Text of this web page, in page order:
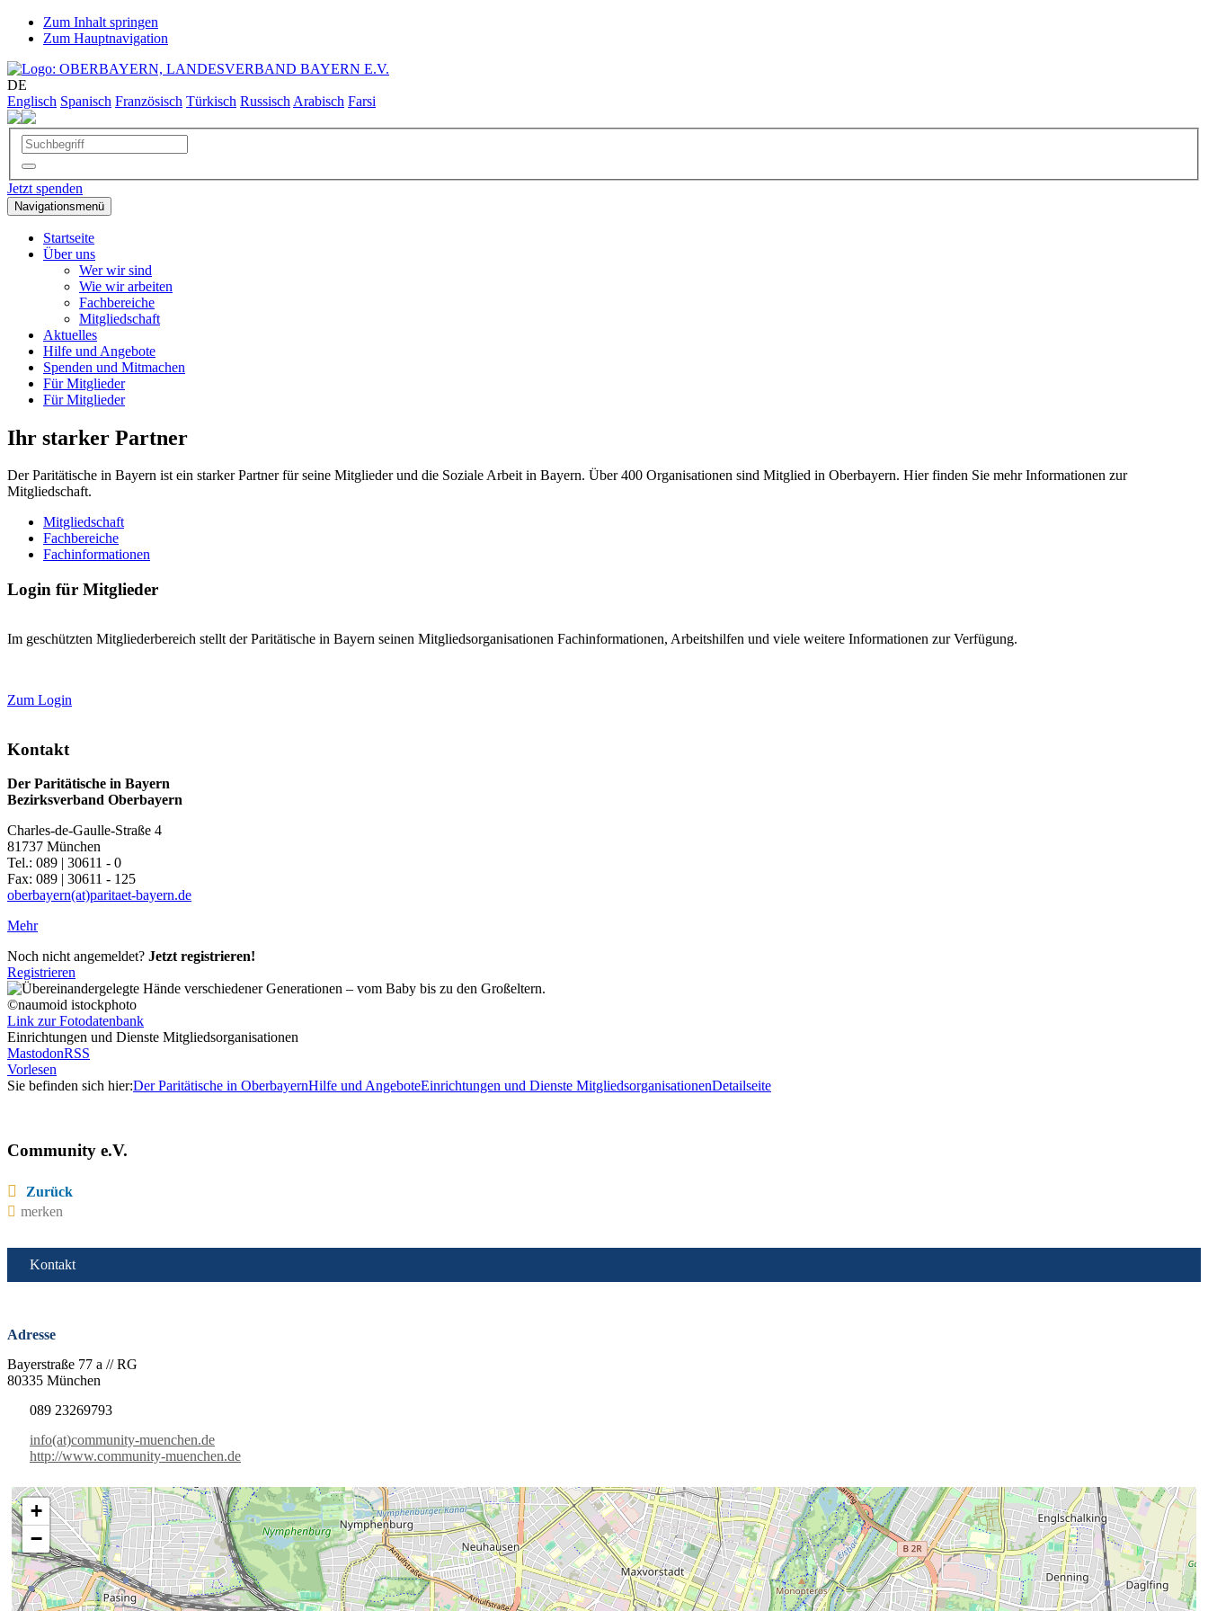
Zum Inhalt springen
Zum Hauptnavigation
DE
Englisch Spanisch Französisch Türkisch Russisch Arabisch Farsi
Jetzt spenden
Navigationsmenü
Startseite
Über uns
Wer wir sind
Wie wir arbeiten
Fachbereiche
Mitgliedschaft
Aktuelles
Hilfe und Angebote
Spenden und Mitmachen
Für Mitglieder
Für Mitglieder
Ihr starker Partner
Der Paritätische in Bayern ist ein starker Partner für seine Mitglieder und die Soziale Arbeit in Bayern. Über 400 Organisationen sind Mitglied in Oberbayern. Hier finden Sie mehr Informationen zur
Mitgliedschaft.
Mitgliedschaft
Fachbereiche
Fachinformationen
Login für Mitglieder
Im geschützten Mitgliederbereich stellt der Paritätische in Bayern seinen Mitgliedsorganisationen Fachinformationen, Arbeitshilfen und viele weitere Informationen zur Verfügung.
Zum Login
Kontakt
Der Paritätische in Bayern
Bezirksverband Oberbayern
Charles-de-Gaulle-Straße 4
81737 München
Tel.: 089 | 30611 - 0
Fax: 089 | 30611 - 125
oberbayern(at)paritaet-bayern.de
Mehr
Noch nicht angemeldet? Jetzt registrieren!
Registrieren
©naumoid istockphoto
Link zur Fotodatenbank
Einrichtungen und Dienste Mitgliedsorganisationen
MastodonRSS
Vorlesen
Sie befinden sich hier:Der Paritätische in OberbayernHilfe und AngeboteEinrichtungen und Dienste MitgliedsorganisationenDetailseite
Community e.V.
Zurück
merken
Kontakt
Adresse
Bayerstraße 77 a // RG
80335 München
089 23269793
info(at)community-muenchen.de
http://www.community-muenchen.de
+
−